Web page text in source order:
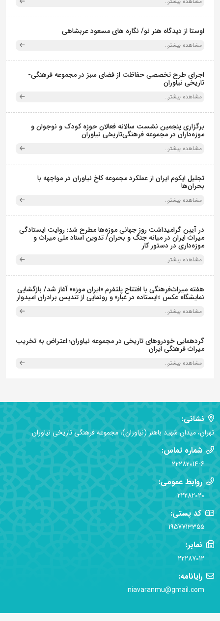
اوستا از دیدگاه هنر نو/ نگاره های مسعود عربشاهی
مشاهده بیشتر..
اجرای طرح تخصصی حفاظت از فضای سبز در مجموعه فرهنگی-
تاریخی نیاوران
مشاهده بیشتر..
برگزاری پنجمین نشست سالانه فعالان حوزه کودک و نوجوان و
موزه‌داران در مجموعه فرهنگی‌تاریخی نیاوران
مشاهده بیشتر..
تجلیل ایکوم ایران از عملکرد مجموعه کاخ نیاوران در مواجهه با
بحران‌ها
مشاهده بیشتر..
در آیین گرامیداشت روز جهانی موزه‌ها مطرح شد؛ روایت ایستادگی
میراث ایران در میانه جنگ و بحران/ تدوین اسناد ملی میراث و
موزه‌داری در دستور کار
مشاهده بیشتر..
هفته میراث‌فرهنگی با افتتاح پلتفرم «ایران موزه» آغاز شد/ بازگشایی
نمایشگاه عکس «ایستاده در غبار» و رونمایی از تندیس برادران امیدوار
مشاهده بیشتر..
گردهمایی خودروهای تاریخی در مجموعه نیاوران؛ اعتراض به تخریب
میراث فرهنگی ایران
مشاهده بیشتر..
نشانی:
تهران، میدان شهید باهنر (نیاوران)، مجموعه فرهنگی تاریخی نیاوران
شماره تماس:
22282014-6
روابط عمومی:
22282020
کد پستی:
1957713355
نمابر:
22287012
رایانامه:
niavaranmu@gmail.com